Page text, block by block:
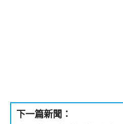
下一篇新聞：